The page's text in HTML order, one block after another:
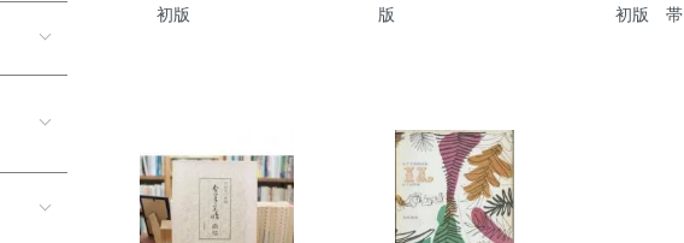
初版
版
初版 帯